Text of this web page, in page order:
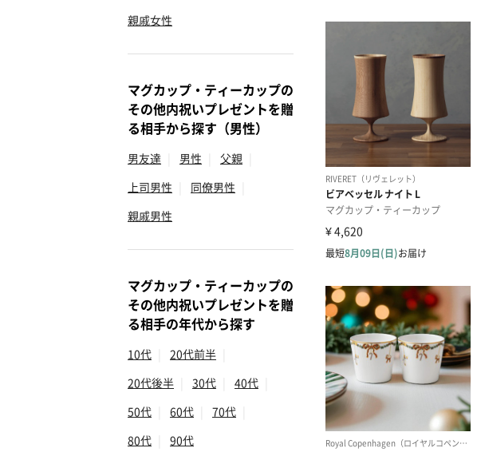
親戚女性
マグカップ・ティーカップの
その他内祝いプレゼントを贈
る相手から探す（男性）
男友達 男性 父親
上司男性
同僚男性
親戚男性
マグカップ・ティーカップの
その他内祝いプレゼントを贈
る相手の年代から探す
10代 20代前半
20代後半
30代 40代
50代
60代 70代
80代
90代